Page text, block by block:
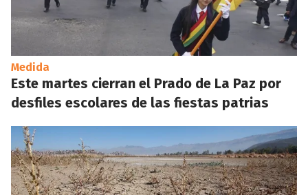
Medida
Este martes cierran el Prado de La Paz por
desfiles escolares de las fiestas patrias